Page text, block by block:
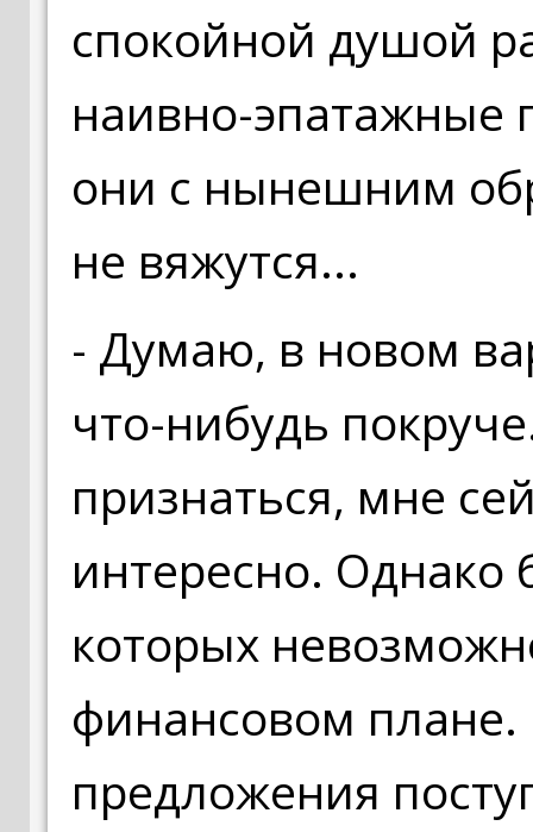
спокойной душой
наивно-эпатажные
они с нынешним
не вяжутся...
- Думаю, в новом
что-нибудь
признаться, мне
интересно.
которых
финансовом плане.
предложения